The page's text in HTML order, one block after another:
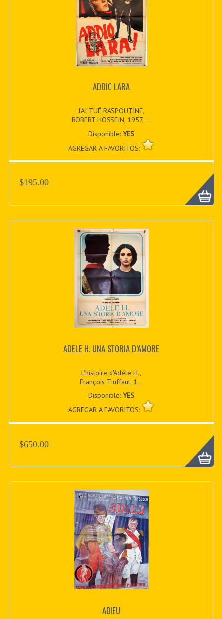
ADDIO LARA
J'AI TUÉ RASPOUTINE,
ROBERT HOSSEIN, 1957, ...
Disponible:YES
AGREGAR A FAVORITOS:
$195.00
ADELE H. UNA STORIA D’AMORE
L'histoire d'Adèle H.,
François Truffaut, 1...
Disponible:YES
AGREGAR A FAVORITOS:
$650.00
ADIEU